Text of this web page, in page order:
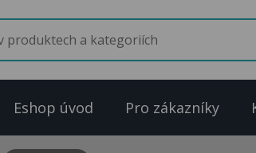
Eshop úvod Pro zákazníky